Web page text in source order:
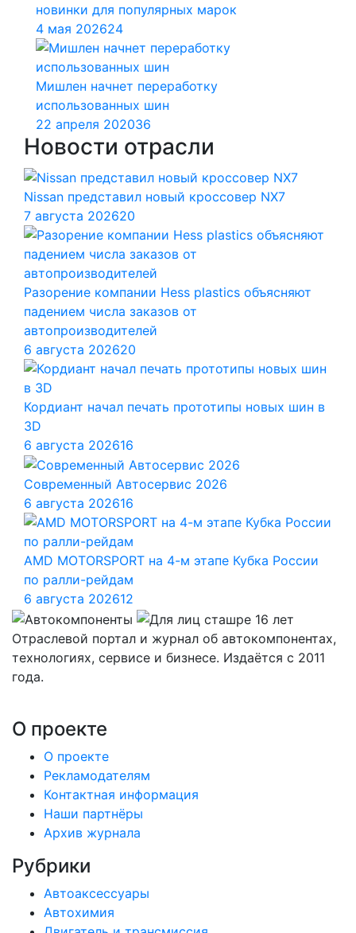
новинки для популярных марок
4 мая 202624
Мишлен начнет переработку
использованных шин
22 апреля 202036
Новости отрасли
Nissan представил новый кроссовер NX7
7 августа 202620
Разорение компании Hess plastics объясняют
падением числа заказов от
автопроизводителей
6 августа 202620
Кордиант начал печать прототипы новых шин в
3D
6 августа 202616
Современный Автосервис 2026
6 августа 202616
AMD MOTORSPORT на 4-м этапе Кубка России
по ралли-рейдам
6 августа 202612
Отраслевой портал и журнал об автокомпонентах,
технологиях, сервисе и бизнесе. Издаётся с 2011
года.
О проекте
О проекте
Рекламодателям
Контактная информация
Наши партнёры
Архив журнала
Рубрики
Автоаксессуары
Автохимия